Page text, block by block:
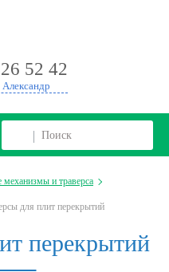
52 42
и траверса
для плит перекрытий
перекрытий